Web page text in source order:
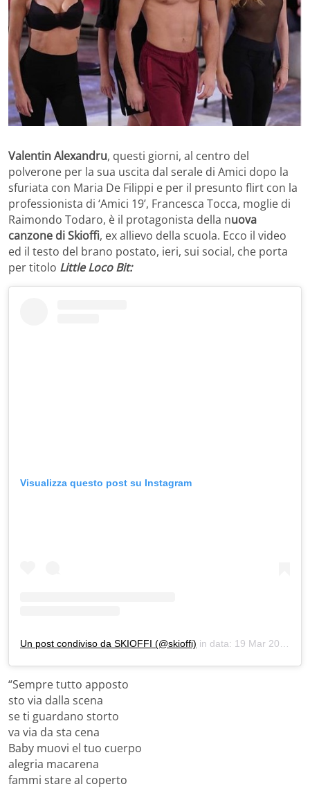
Valentin Alexandru, questi giorni, al centro del
polverone per la sua uscita dal serale di Amici dopo la
sfuriata con Maria De Filippi e per il presunto flirt con la
professionista di ‘Amici 19’, Francesca Tocca, moglie di
Raimondo Todaro, è il protagonista della nuova
canzone di Skioffi, ex allievo della scuola. Ecco il video
ed il testo del brano postato, ieri, sui social, che porta
per titolo Little Loco Bit:
Visualizza questo post su Instagram
Un post condiviso da SKIOFFI (@skioffi) in data: 19 Mar 2020 alle ore 4:50 PDT
“Sempre tutto apposto
sto via dalla scena
se ti guardano storto
va via da sta cena
Baby muovi el tuo cuerpo
alegria macarena
fammi stare al coperto